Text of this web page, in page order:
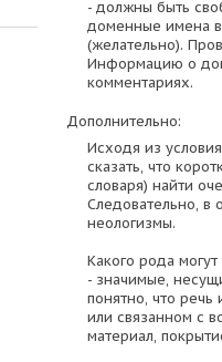
- должны быть
доменные имена в
(желательно).
Информацию о
комментариях.
Дополнительно:
Исходя из
сказать, что
словаря) найти
Следовательно, в
неологизмы.
Какого рода
- значимые,
понятно, что
или связанном с
материал,